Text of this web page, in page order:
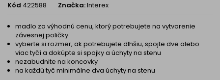
Kód 422588 Značka:Interex
madlo za výhodnú cenu, ktorý potrebujete na vytvorenie
závesnej poličky
vyberte si rozmer, ak potrebujete dlhšiu, spojte dve alebo
viac tyčí a dokúpte si spojky a úchyty na stenu
nezabudnite na koncovky
na každú tyč minimálne dva úchyty na stenu